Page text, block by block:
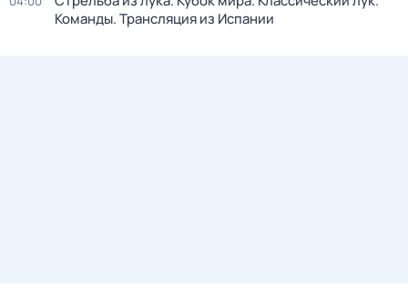
Команды. Трансляция из Испании